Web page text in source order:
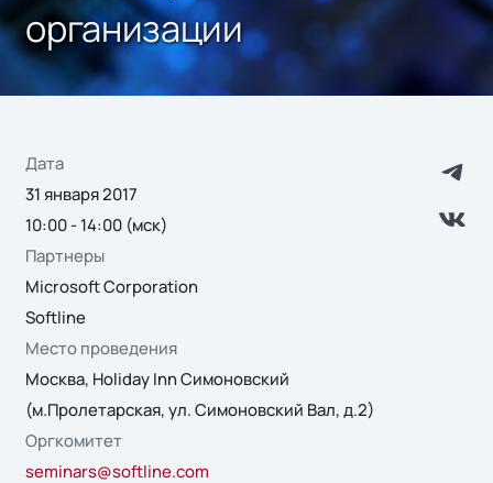
организации
Дата
31 января 2017
10:00 - 14:00 (мск)
Партнеры
Microsoft Corporation
Softline
Место проведения
Москва, Holiday Inn Симоновский
(м.Пролетарская, ул. Симоновский Вал, д.2)
Оргкомитет
seminars@softline.com